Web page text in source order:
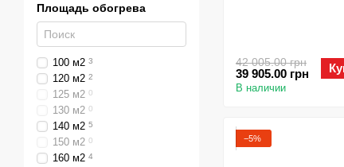
42 005.00 грн
39 905.00 грн
В наличии
−5%
Площадь обогрева
100 м2 3
120 м2 2
125 м2 0
130 м2 0
140 м2 5
150 м2 0
160 м2 4